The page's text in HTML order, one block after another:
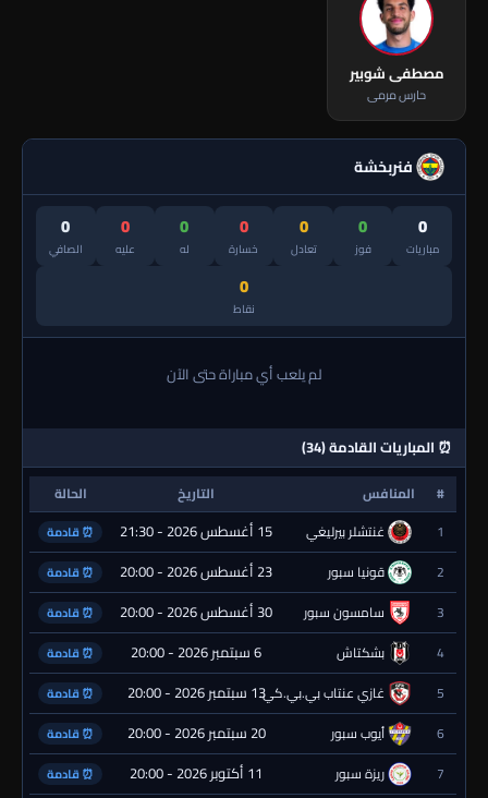
مصطفى شوبير
حارس مرمى
فنربخشة
0
مباريات
0
فوز
0
تعادل
0
خسارة
0
له
0
عليه
0
الصافي
0
نقاط
لم يلعب أي مباراة حتى الآن
⏰ المباريات القادمة (34)
# المنافس التاريخ
الحالة
1
غنتشلر بيرليغي 15 أغسطس 2026 - 21:30 ⏰ قادمة
2 قونيا سبور 23 أغسطس 2026 - 20:00 ⏰ قادمة
3 سامسون سبور 30 أغسطس 2026 - 20:00 ⏰ قادمة
4 بشكتاش 6 سبتمبر 2026 - 20:00 ⏰ قادمة
5 غازي عنتاب بي.بي.كي.13 سبتمبر 2026 - 20:00 ⏰ قادمة
6 أيوب سبور 20 سبتمبر 2026 - 20:00 ⏰ قادمة
7 ريزة سبور 11 أكتوبر 2026 - 20:00 ⏰ قادمة